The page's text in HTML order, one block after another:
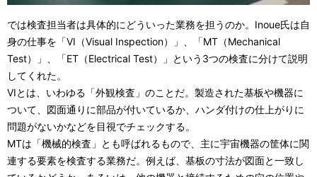
では検査担当者は具体的にどういった業務を担うのか。Inoue氏は自
身の仕事を「VI（Visual Inspection）」、「MT（Mechanical
Test）」、「ET（Electrical Test）」という3つの検査に分けて説明
してくれた。
VIとは、いわゆる「外観検査」のことだ。製造された基板や機器に
ついて、図面通りに部品が付いているか、ハンダ付けの仕上がりに
問題がないかなどを目視でチェックする。
MTは「機械的検査」とも呼ばれるもので、主に宇宙機器の筐体に関
連する要素を検査する業務だ。例えば、基板の寸法が図面と一致し